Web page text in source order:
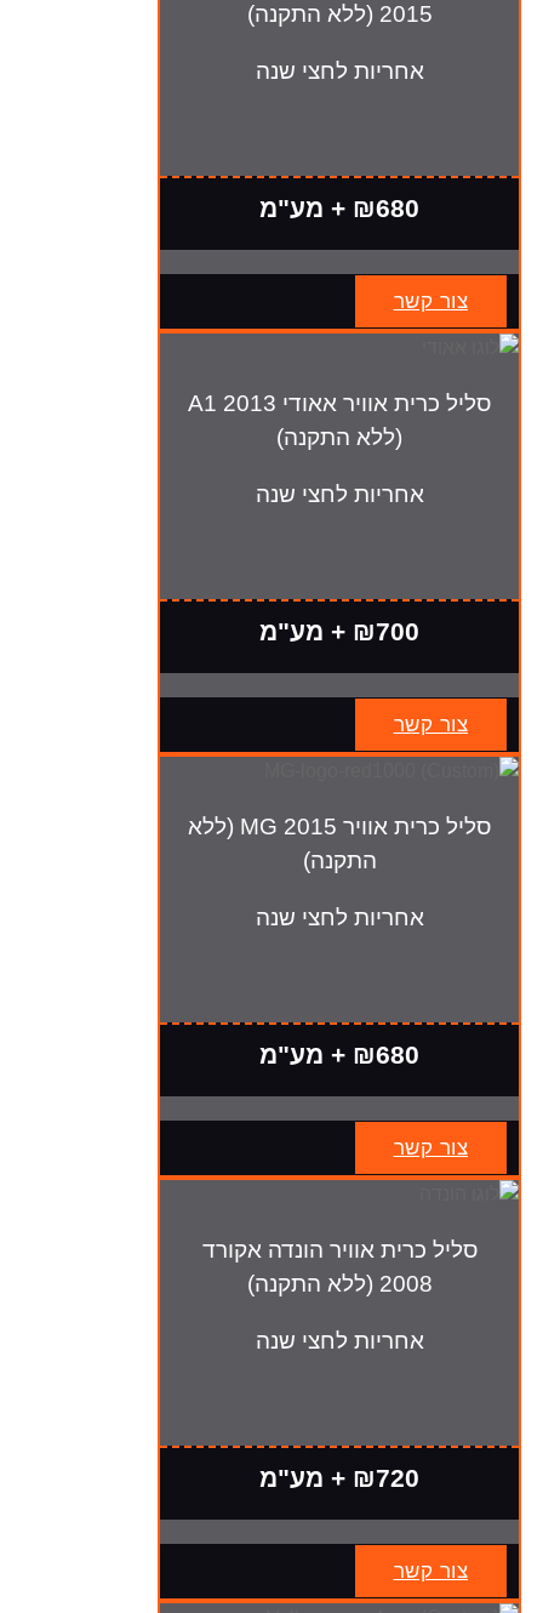
2015 (ללא התקנה)
אחריות לחצי שנה
₪680 + מע"מ
צור קשר
סליל כרית אוויר אאודי A1 2013
(ללא התקנה)
אחריות לחצי שנה
₪700 + מע"מ
צור קשר
סליל כרית אוויר MG 2015 (ללא
התקנה)
אחריות לחצי שנה
₪680 + מע"מ
צור קשר
סליל כרית אוויר הונדה אקורד
2008 (ללא התקנה)
אחריות לחצי שנה
₪720 + מע"מ
צור קשר